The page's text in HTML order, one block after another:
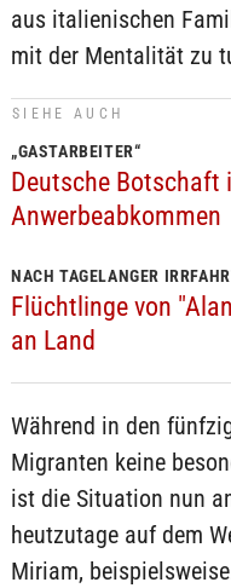
aus italienischen
mit der Mentalität zu
SIEHE AUCH
„GASTARBEITER“
Deutsche Botschaft
Anwerbeabkommen
NACH TAGELANGER
Flüchtlinge von
an Land
Während in den
Migranten keine
ist die Situation nun
heutzutage auf dem
Miriam,